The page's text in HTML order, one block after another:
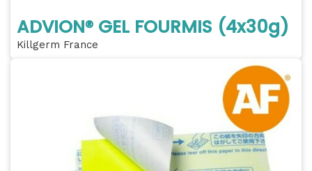
ADVION® GEL FOURMIS (4x30g)
Killgerm France